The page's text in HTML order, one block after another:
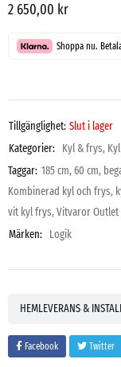
2 650,00 kr
Shoppa nu.
Tillgänglighet: Slut i lager
Kategorier: Kyl & frys,
Taggar: 185 cm, 60 cm,
Kombinerad kyl och frys,
vit kyl frys, Vitvaror Outlet
Märken: Logik
HEMLEVERANS &
Facebook Twitter